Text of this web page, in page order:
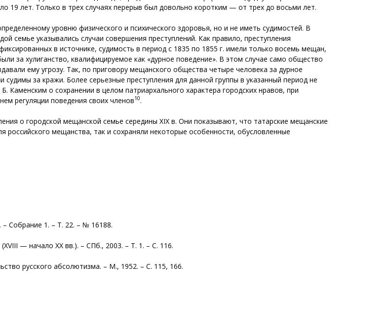
19 лет. Только в трех случаях перерыв был довольно коротким — от трех до восьми лет.
уровню физического и психического здоровья, но и не иметь судимостей. В
семье указывались случаи совершения преступлений. Как правило, преступления
в источнике, судимость в период с 1835 по 1855 г. имели только восемь мещан,
за хулиганство, квалифицируемое как «дурное поведение». В этом случае само общество
ему угрозу. Так, по приговору мещанского общества четыре человека за дурное
за кражи. Более серьезные преступления для данной группы в указанный период не
о сохранении в целом патриархального характера городских нравов, при
регуляции поведения своих членов10.
о городской мещанской семье середины XIX в. Они показывают, что татарские мещанские
мещанства, так и сохраняли некоторые особенности, обусловленные
Собрание 1. – Т. 22. – № 16188.
— начало XX вв.). – СПб., 2003. – Т. 1. – С. 116.
русского абсолютизма. – М., 1952. – С. 115, 166.